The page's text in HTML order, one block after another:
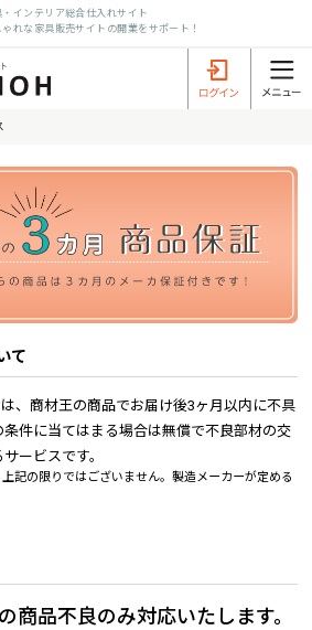
・インテリア総合仕入れサイト
れな家具販売サイトの開業をサポート！
て
、商材王の商品でお届け後3ヶ月以内に不具
件に当てはまる場合は無償で不良部材の交
ービスです。
記の限りではございません。製造メーカーが定める
商品不良のみ対応いたします。